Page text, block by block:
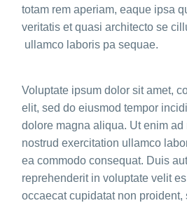
totam rem aperiam, eaque ipsa
veritatis et quasi architecto se
ullamco laboris pa sequae.
Voluptate ipsum dolor sit amet,
elit, sed do eiusmod tempor
dolore magna aliqua. Ut enim
nostrud exercitation ullamco
ea commodo consequat. Duis
reprehenderit in voluptate velit
occaecat cupidatat non proident,